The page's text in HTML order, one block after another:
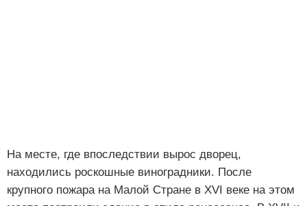
На месте, где впоследствии вырос дворец,
находились роскошные виноградники. После
крупного пожара на Малой Стране в XVI веке на этом